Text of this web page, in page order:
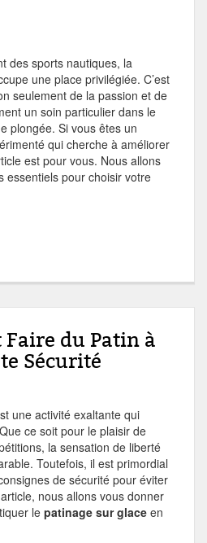
des sports nautiques, la
une place privilégiée. C’est
seulement de la passion et de
un soin particulier dans le
plongée. Si vous êtes un
qui cherche à améliorer
est pour vous. Nous allons
essentiels pour choisir votre
du Patin à
Sécurité
une activité exaltante qui
ce soit pour le plaisir de
la sensation de liberté
Toutefois, il est primordial
de sécurité pour éviter
nous allons vous donner
le patinage sur glace en